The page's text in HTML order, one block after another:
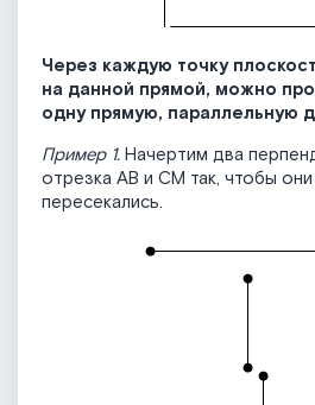
Через каждую точку
на данной прямой, можно
одну прямую, параллельную
Пример 1. Начертим два
отрезка АВ и СМ так, чтобы они
пересекались.